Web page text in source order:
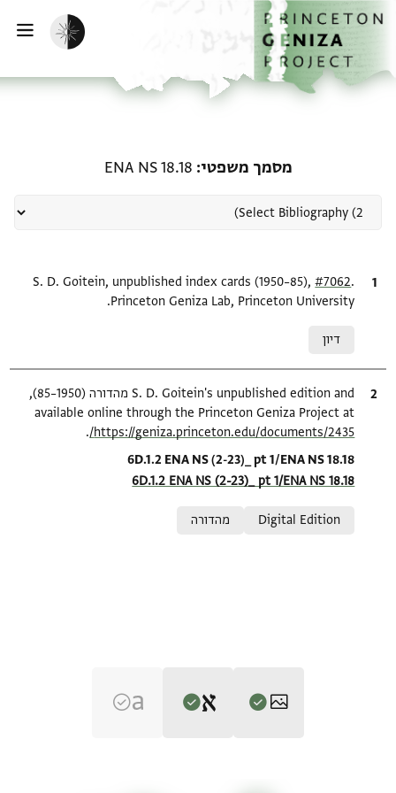
לתוכןהבית
הפעלת מצב כהה
מסמך משפטי ENA NS 18.18
ציטוט S. D. Goitein, unpublished index cards (1950–85),#7062
Princeton Geniza Lab, Princeton University.
דיון
ציטוט
S. D. Goitein's unpublished edition and מהדורה (1950–85),
available online through the Princeton Geniza Project at
https://geniza.princeton.edu/documents/2435/
.
Location in source
6D.1.2 ENA NS (2-23)_ pt 1/ENA NS 18.18
6D.1.2 ENA NS (2-23)_ pt 1/ENA NS 18.18
Digital Edition
מהדורה